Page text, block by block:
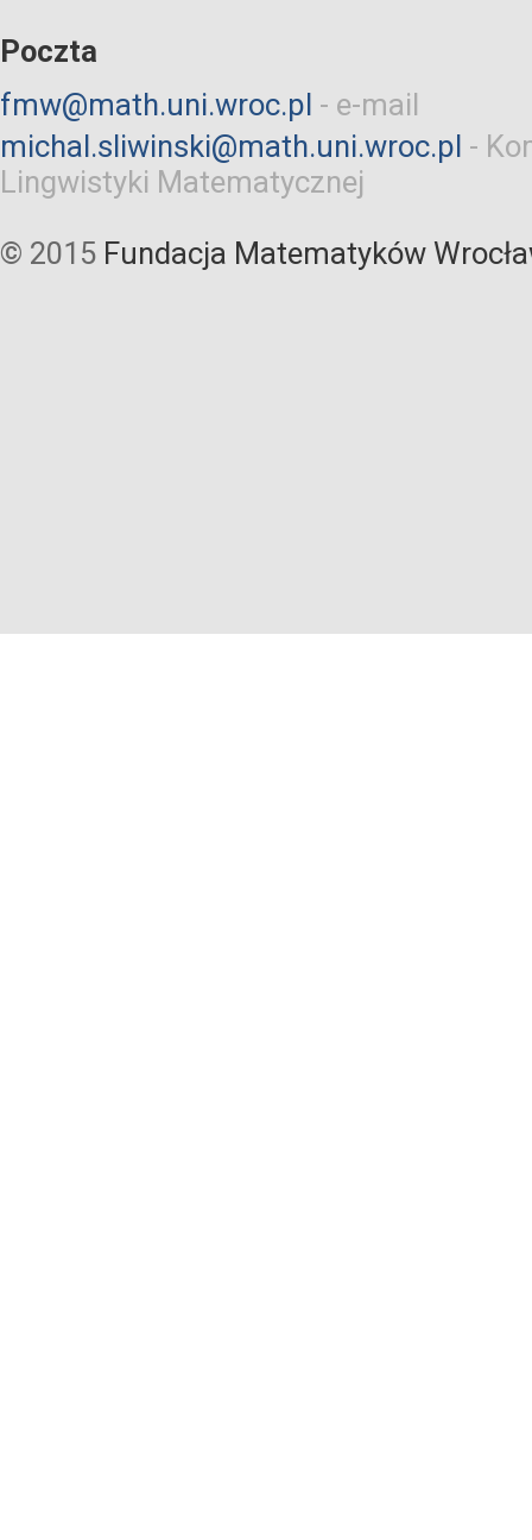
Poczta
fmw@math.uni.wroc.pl - e-mail
michal.sliwinski@math.uni.wroc.pl -
Lingwistyki Matematycznej
© 2015 Fundacja Matematyków